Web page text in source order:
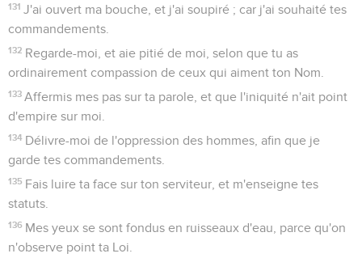
131 J'ai ouvert ma bouche, et j'ai soupiré ; car j'ai souhaité tes
commandements.
132 Regarde-moi, et aie pitié de moi, selon que tu as
ordinairement compassion de ceux qui aiment ton Nom.
133 Affermis mes pas sur ta parole, et que l'iniquité n'ait point
d'empire sur moi.
134 Délivre-moi de l'oppression des hommes, afin que je
garde tes commandements.
135 Fais luire ta face sur ton serviteur, et m'enseigne tes
statuts.
136 Mes yeux se sont fondus en ruisseaux d'eau, parce qu'on
n'observe point ta Loi.